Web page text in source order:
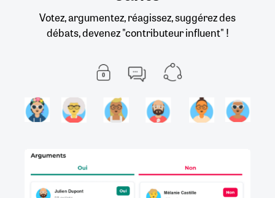
Votez, argumentez, réagissez, suggérez des
débats, devenez "contributeur influent" !